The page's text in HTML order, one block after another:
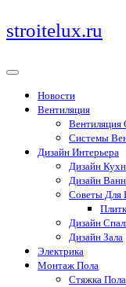
Перейти
к
stroitelux.ru
Новости
Вентиляция
Вентиляция
Системы
Дизайн Интерьера
Дизайн
Дизайн
Советы Для
Дизайн
Дизайн Зала
Электрика
Монтаж Пола
Стяжка Пола